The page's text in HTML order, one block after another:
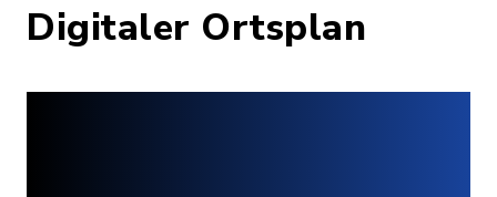
Digitaler Ortsplan